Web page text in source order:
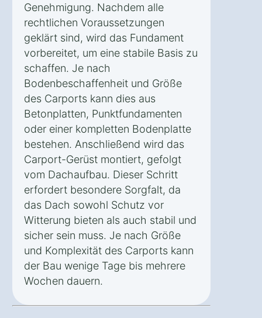
Genehmigung. Nachdem alle
rechtlichen Voraussetzungen
geklärt sind, wird das Fundament
vorbereitet, um eine stabile Basis zu
schaffen. Je nach
Bodenbeschaffenheit und Größe
des Carports kann dies aus
Betonplatten, Punktfundamenten
oder einer kompletten Bodenplatte
bestehen. Anschließend wird das
Carport-Gerüst montiert, gefolgt
vom Dachaufbau. Dieser Schritt
erfordert besondere Sorgfalt, da
das Dach sowohl Schutz vor
Witterung bieten als auch stabil und
sicher sein muss. Je nach Größe
und Komplexität des Carports kann
der Bau wenige Tage bis mehrere
Wochen dauern.